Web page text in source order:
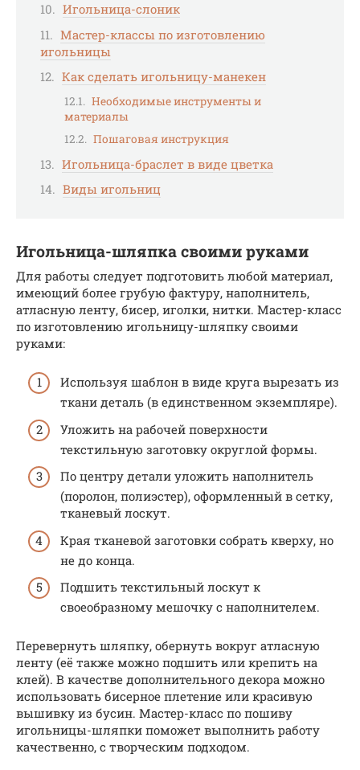
Игольница-слоник
Мастер-классы по изготовлению
игольницы
Как сделать игольницу-манекен
Необходимые инструменты и
материалы
Пошаговая инструкция
Игольница-браслет в виде цветка
Виды игольниц
Игольница-шляпка своими руками
Для работы следует подготовить любой материал,
имеющий более грубую фактуру, наполнитель,
атласную ленту, бисер, иголки, нитки. Мастер-класс
по изготовлению игольницу-шляпку своими
руками:
Используя шаблон в виде круга вырезать из
ткани деталь (в единственном экземпляре).
Уложить на рабочей поверхности
текстильную заготовку округлой формы.
По центру детали уложить наполнитель
(поролон, полиэстер), оформленный в сетку,
тканевый лоскут.
Края тканевой заготовки собрать кверху, но
не до конца.
Подшить текстильный лоскут к
своеобразному мешочку с наполнителем.
Перевернуть шляпку, обернуть вокруг атласную
ленту (её также можно подшить или крепить на
клей). В качестве дополнительного декора можно
использовать бисерное плетение или красивую
вышивку из бусин. Мастер-класс по пошиву
игольницы-шляпки поможет выполнить работу
качественно, с творческим подходом.